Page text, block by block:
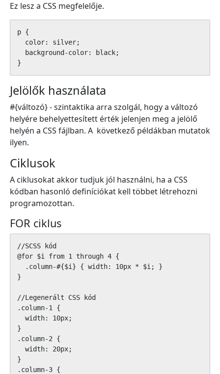
Ez lesz a CSS megfelelője.
p {
  color: silver;
  background-color: black;
}
Jelölők használata
#{változó} - szintaktika arra szolgál, hogy a változó
helyére behelyettesített érték jelenjen meg a jelölő
helyén a CSS fájlban. A következő példákban mutatok
ilyen.
Ciklusok
A ciklusokat akkor tudjuk jól használni, ha a CSS
kódban hasonló definíciókat kell többet létrehozni
programozottan.
FOR ciklus
//SCSS kód
@for $i from 1 through 4 {
  .column-#{$i} { width: 10px * $i; }
}
//Legenerált CSS kód
.column-1 {
  width: 10px;
}
.column-2 {
  width: 20px;
}
.column-3 {